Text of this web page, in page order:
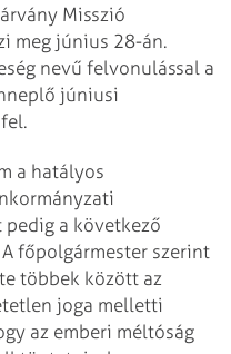
Misszió
meg június 28-án.
nevű felvonulással a
júniusi
a hatályos
pedig a következő
főpolgármester szerint
többek között az
joga melletti
az emberi méltóság